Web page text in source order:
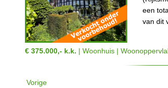
een
van dit
€ 375.000,- k.k. | Woonhuis |
Vorige